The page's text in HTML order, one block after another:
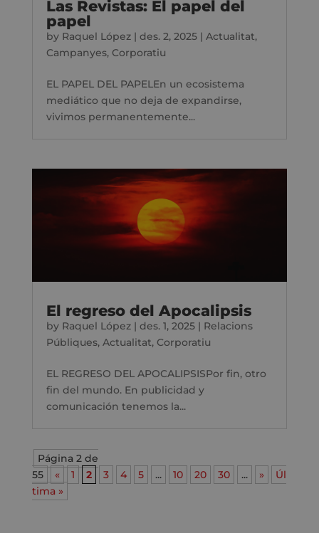
Las Revistas: El papel del
papel
by Raquel López| des. 2, 2025| Actualitat,
Campanyes, Corporatiu
EL PAPEL DEL PAPELEn un ecosistema
mediático que no deja de expandirse,
vivimos permanentemente...
El regreso del Apocalipsis
by Raquel López| des. 1, 2025| Relacions
Públiques, Actualitat, Corporatiu
EL REGRESO DEL APOCALIPSISPor fin, otro
fin del mundo. En publicidad y
comunicación tenemos la...
Página 2 de
55
« 1 2 3 4 5 ... 10 20 30 ... »
Úl
tima »